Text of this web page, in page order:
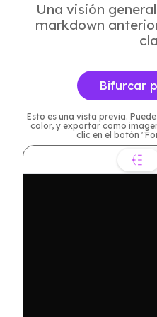
Una visión
markdown
Bifurcar
Esto es una vista previa.
color, y exportar como
clic en el botón